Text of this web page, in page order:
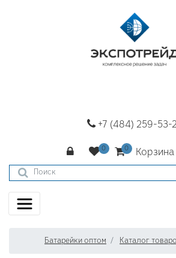
+7 (484) 259-53-
Корзина
Батарейки оптом Каталог